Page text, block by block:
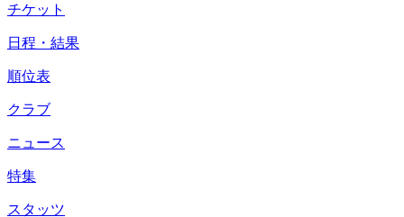
チケット
日程・結果
順位表
クラブ
ニュース
特集
スタッツ